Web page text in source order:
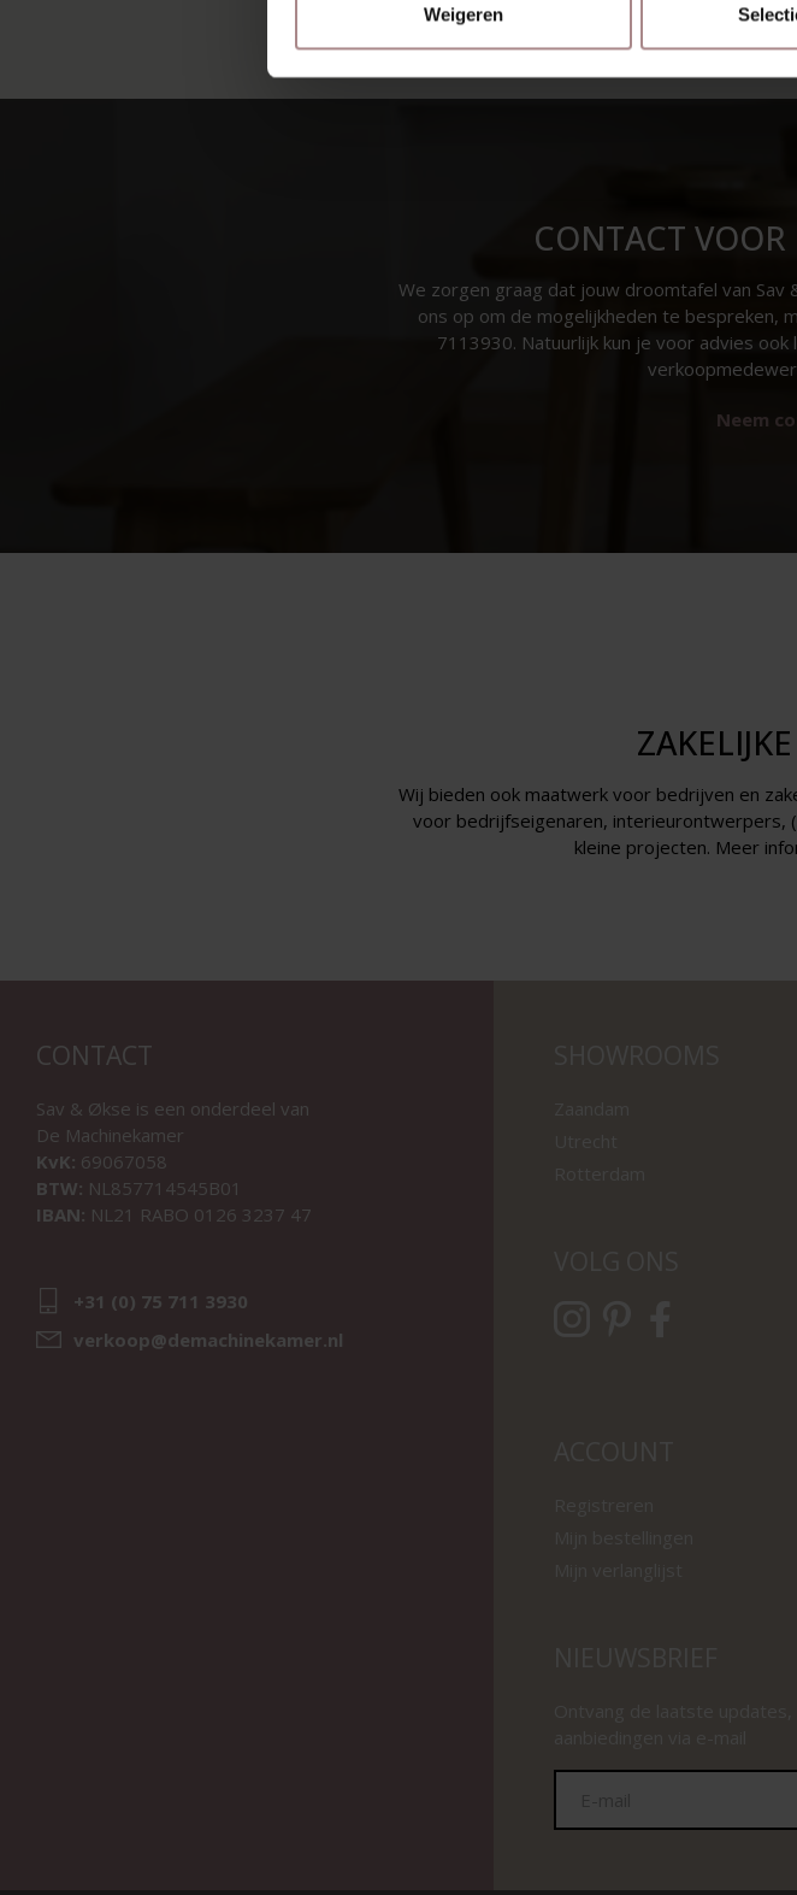
Weigeren
CONTACT VOOR
We zorgen graag dat jouw droomtafel van
ons op om de mogelijkheden te bespreken,
7113930. Natuurlijk kun je voor advies ook
Neem
ZAKELIJKE
Wij bieden ook maatwerk voor bedrijven en
voor bedrijfseigenaren, interieurontwerpers,
kleine projecten. Meer
CONTACT
Sav & Økse is een onderdeel van
De Machinekamer
KvK: 69067058
BTW: NL857714545B01
IBAN: NL21 RABO 0126 3237 47
+31 (0) 75 711 3930
verkoop@demachinekamer.nl